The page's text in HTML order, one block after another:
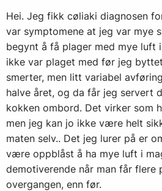
Hei. Jeg fikk cøliaki diagnosen
var symptomene at jeg var mye
begynt å få plager med mye luft
ikke var plaget med før jeg
smerter, men litt variabel
halve året, og da får jeg servert
kokken ombord. Det virker som
men jeg kan jo ikke være helt
maten selv.. Det jeg lurer på er
være oppblåst å ha mye luft i
demotiverende når man får flere
overgangen, enn før.